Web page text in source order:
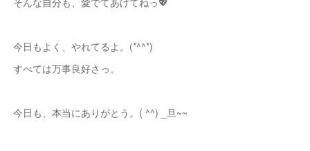
今日もよく、やれてるよ。(*^^*)
すべては万事良好さっ。
今日も、本当にありがとう。( ^^) _旦~~